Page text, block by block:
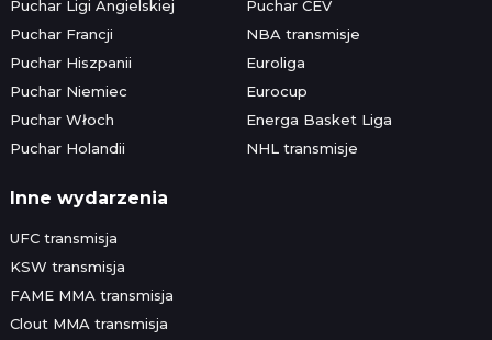
Puchar Ligi Angielskiej
Puchar Francji
Puchar Hiszpanii
Puchar Niemiec
Puchar Włoch
Puchar Holandii
Puchar CEV
NBA transmisje
Euroliga
Eurocup
Energa Basket Liga
NHL transmisje
Inne wydarzenia
UFC transmisja
KSW transmisja
FAME MMA transmisja
Clout MMA transmisja